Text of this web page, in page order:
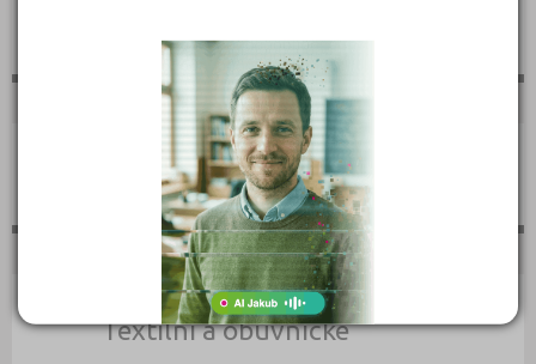
Teologické
Textilní a obuvnické